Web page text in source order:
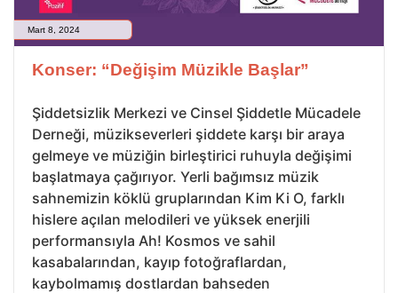
Mart 8, 2024
Konser: “Değişim Müzikle Başlar”
Şiddetsizlik Merkezi ve Cinsel Şiddetle Mücadele
Derneği, müzikseverleri şiddete karşı bir araya
gelmeye ve müziğin birleştirici ruhuyla değişimi
başlatmaya çağırıyor. Yerli bağımsız müzik
sahnemizin köklü gruplarından Kim Ki O, farklı
hislere açılan melodileri ve yüksek enerjili
performansıyla Ah! Kosmos ve sahil
kasabalarından, kayıp fotoğraflardan,
kaybolmamış dostlardan bahseden